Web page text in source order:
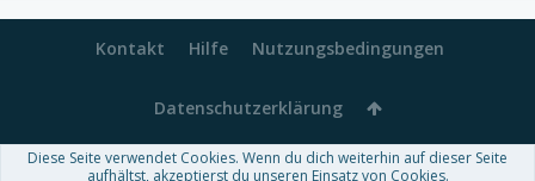
Kontakt Hilfe Nutzungsbedingungen
Datenschutzerklärung
Diese Seite verwendet Cookies. Wenn du dich weiterhin auf dieser Seite
aufhältst, akzeptierst du unseren Einsatz von Cookies.